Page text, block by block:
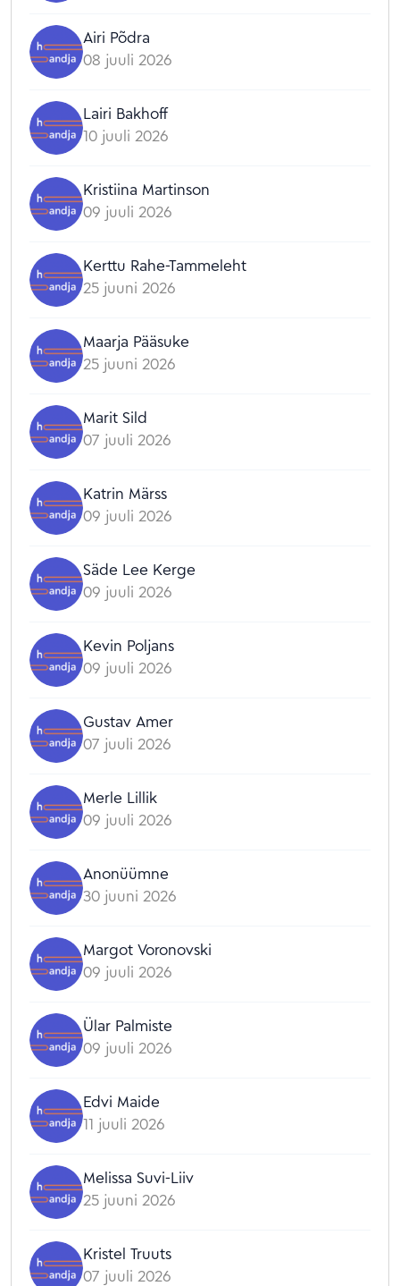
Airi Põdra
08 juuli 2026
Lairi Bakhoff
10 juuli 2026
Kristiina Martinson
09 juuli 2026
Kerttu Rahe-Tammeleht
25 juuni 2026
Maarja Pääsuke
25 juuni 2026
Marit Sild
07 juuli 2026
Katrin Märss
09 juuli 2026
Säde Lee Kerge
09 juuli 2026
Kevin Poljans
09 juuli 2026
Gustav Amer
07 juuli 2026
Merle Lillik
09 juuli 2026
Anonüümne
30 juuni 2026
Margot Voronovski
09 juuli 2026
Ülar Palmiste
09 juuli 2026
Edvi Maide
11 juuli 2026
Melissa Suvi-Liiv
25 juuni 2026
Kristel Truuts
07 juuli 2026